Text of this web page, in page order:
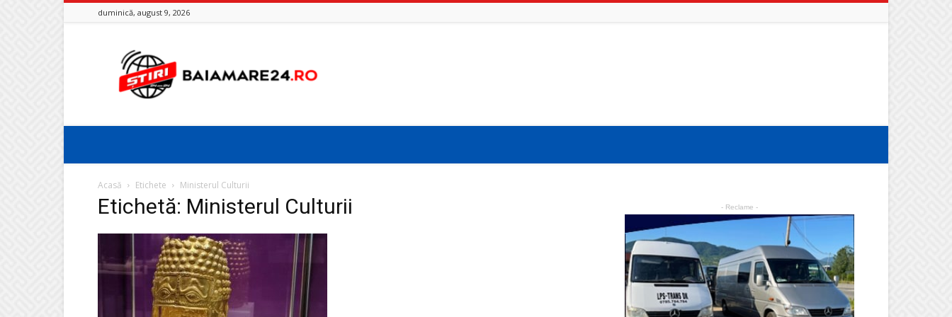
duminică, august 9, 2026
Baia
Mare
24
Acasă Etichete Ministerul Culturii
Etichetă: Ministerul Culturii - Reclame -